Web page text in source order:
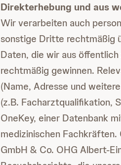
Direkterhebung und aus
Wir verarbeiten auch
sonstige Dritte rechtmäßig
Daten, die wir aus
rechtmäßig gewinnen.
(Name, Adresse und
(z.B. Facharztqualifikation,
OneKey, einer Datenbank
medizinischen
GmbH & Co. OHG Albert-